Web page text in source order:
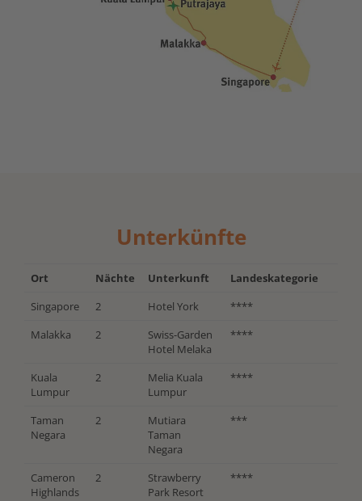
Unterkünfte
Ort Nächte Unterkunft
Landeskategorie
Singapore
2 Hotel York
****
Malakka
2
Swiss-Garden
Hotel Melaka
****
Kuala
Lumpur
2
Melia Kuala
Lumpur
****
Taman
Negara
2
Mutiara
Taman
Negara
***
Cameron
Highlands
2
Strawberry
Park Resort
****